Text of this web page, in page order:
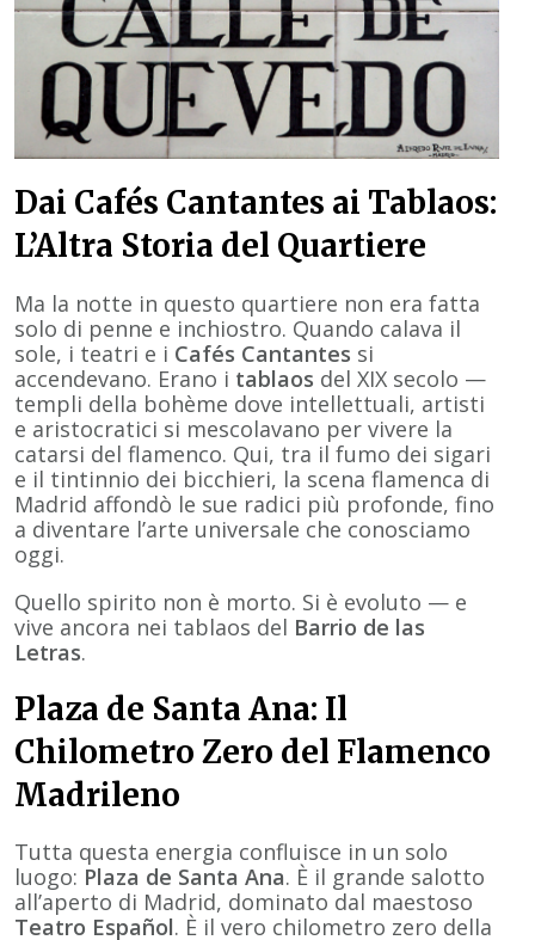
Dai Cafés Cantantes ai Tablaos:
L’Altra Storia del Quartiere
Ma la notte in questo quartiere non era fatta
solo di penne e inchiostro. Quando calava il
sole, i teatri e i Cafés Cantantes si
accendevano. Erano i tablaos del XIX secolo —
templi della bohème dove intellettuali, artisti
e aristocratici si mescolavano per vivere la
catarsi del flamenco. Qui, tra il fumo dei sigari
e il tintinnio dei bicchieri, la scena flamenca di
Madrid affondò le sue radici più profonde, fino
a diventare l’arte universale che conosciamo
oggi.
Quello spirito non è morto. Si è evoluto — e
vive ancora nei tablaos del Barrio de las
Letras.
Plaza de Santa Ana: Il
Chilometro Zero del Flamenco
Madrileno
Tutta questa energia confluisce in un solo
luogo: Plaza de Santa Ana. È il grande salotto
all’aperto di Madrid, dominato dal maestoso
Teatro Español. È il vero chilometro zero della